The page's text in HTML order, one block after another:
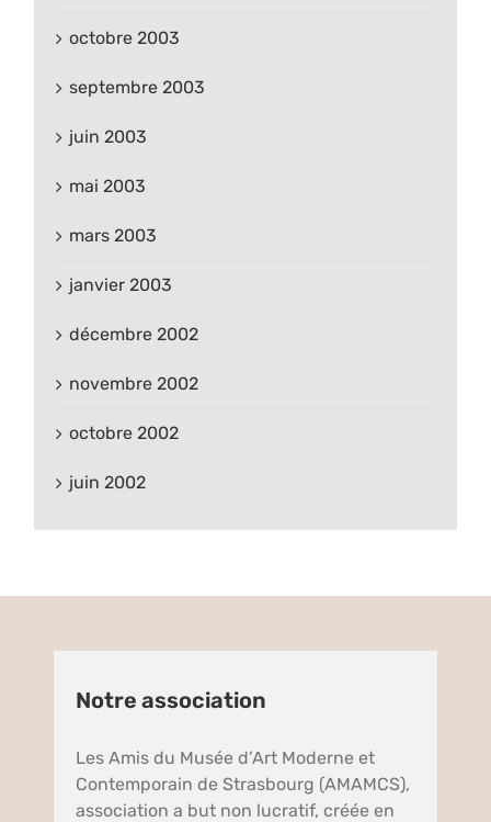
octobre 2003
septembre 2003
juin 2003
mai 2003
mars 2003
janvier 2003
décembre 2002
novembre 2002
octobre 2002
juin 2002
Notre association
Les Amis du Musée d’Art Moderne et
Contemporain de Strasbourg (AMAMCS),
association a but non lucratif, créée en